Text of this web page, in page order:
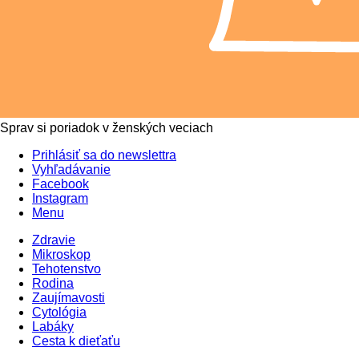
Sprav si poriadok v ženských veciach
Prihlásiť sa do newslettra
Vyhľadávanie
Facebook
Instagram
Menu
Zdravie
Mikroskop
Tehotenstvo
Rodina
Zaujímavosti
Cytológia
Labáky
Cesta k dieťaťu